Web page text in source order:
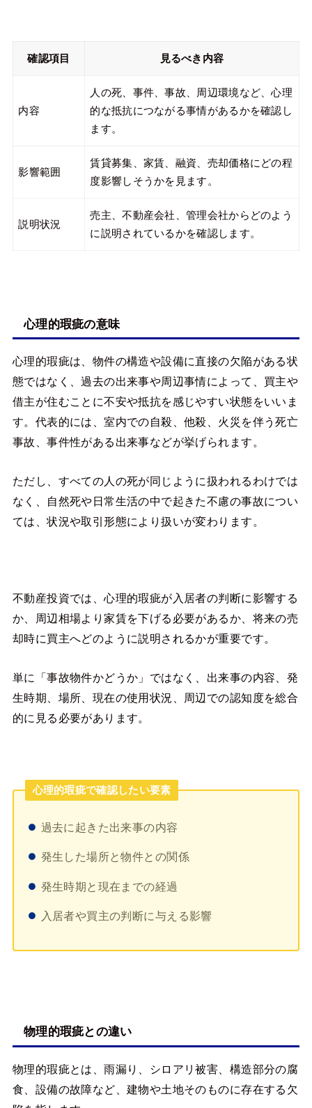
確認項目 見るべき内容
内容
人の死、事件、事故、周辺環境など、心理
的な抵抗につながる事情があるかを確認し
ます。
影響範囲
賃貸募集、家賃、融資、売却価格にどの程
度影響しそうかを見ます。
説明状況
売主、不動産会社、管理会社からどのよう
に説明されているかを確認します。
心理的瑕疵の意味
心理的瑕疵は、物件の構造や設備に直接の欠陥がある状
態ではなく、過去の出来事や周辺事情によって、買主や
借主が住むことに不安や抵抗を感じやすい状態をいいま
す。代表的には、室内での自殺、他殺、火災を伴う死亡
事故、事件性がある出来事などが挙げられます。
ただし、すべての人の死が同じように扱われるわけでは
なく、自然死や日常生活の中で起きた不慮の事故につい
ては、状況や取引形態により扱いが変わります。
不動産投資では、心理的瑕疵が入居者の判断に影響する
か、周辺相場より家賃を下げる必要があるか、将来の売
却時に買主へどのように説明されるかが重要です。
単に「事故物件かどうか」ではなく、出来事の内容、発
生時期、場所、現在の使用状況、周辺での認知度を総合
的に見る必要があります。
心理的瑕疵で確認したい要素
過去に起きた出来事の内容
発生した場所と物件との関係
発生時期と現在までの経過
入居者や買主の判断に与える影響
物理的瑕疵との違い
物理的瑕疵とは、雨漏り、シロアリ被害、構造部分の腐
食、設備の故障など、建物や土地そのものに存在する欠